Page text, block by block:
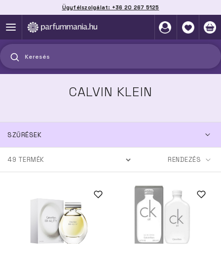
Ügyfélszolgálat: +36 20 267 5125
Keresés
CALVIN KLEIN
SZŰRÉSEK
49 TERMÉK